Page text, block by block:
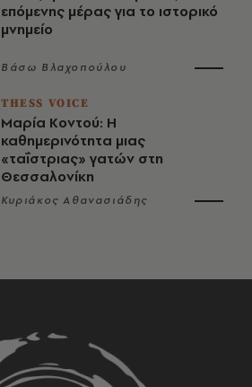
επόμενης μέρας για το ιστορικό
μνημείο
Βάσω Βλαχοπούλου
THESS VOICE
Μαρία Κοντού: Η
καθημερινότητα μιας
«ταΐστριας» γατών στη
Θεσσαλονίκη
Κυριάκος Αθανασιάδης